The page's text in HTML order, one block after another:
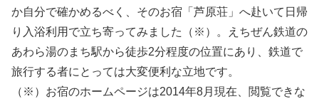
か自分で確かめるべく、そのお宿「芦原荘」へ赴いて日帰
り入浴利用で立ち寄ってみました（※）。えちぜん鉄道の
あわら湯のまち駅から徒歩2分程度の位置にあり、鉄道で
旅行する者にとっては大変便利な立地です。
（※）お宿のホームページは2014年8月現在、閲覧できな